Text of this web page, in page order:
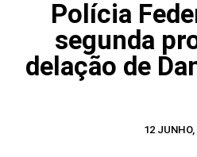
Polícia
segunda
delação de
12 JUNHO,